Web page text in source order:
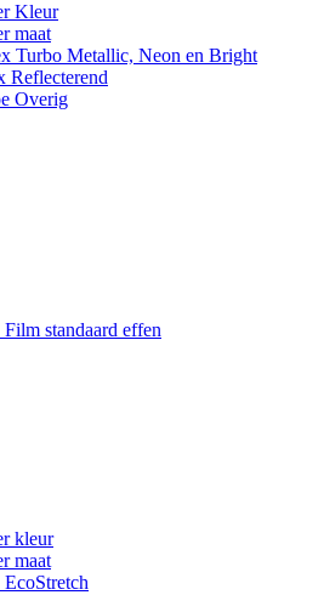
Kleur
maat
Turbo Metallic, Neon en Bright
Reflecterend
Overig
Film standaard effen
kleur
maat
EcoStretch